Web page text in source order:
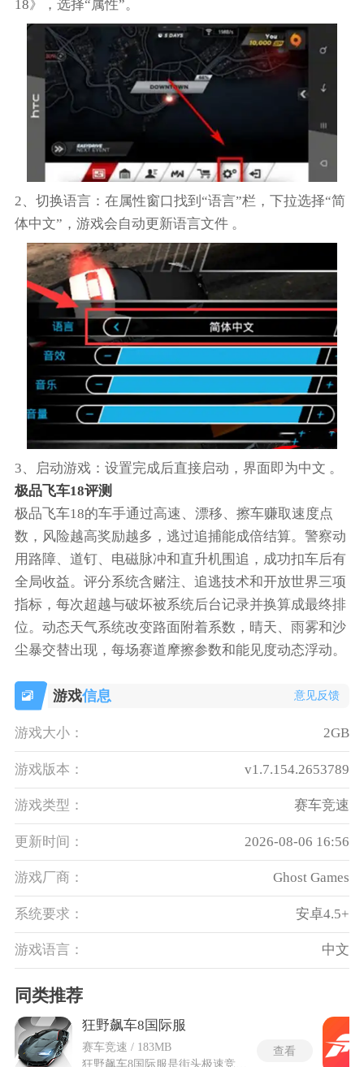
18》，选择“属性”。
2‌、切换语言‌：在属性窗口找到“语言”栏，下拉选择“简
体中文”，游戏会自动更新语言文件 。
3‌、启动游戏‌：设置完成后直接启动，界面即为中文 。‌‌‌
极品飞车18评测
极品飞车18的车手通过高速、漂移、擦车赚取速度点
数，风险越高奖励越多，逃过追捕能成倍结算。警察动
用路障、道钉、电磁脉冲和直升机围追，成功扣车后有
全局收益。评分系统含赌注、追逃技术和开放世界三项
指标，每次超越与破坏被系统后台记录并换算成最终排
位。动态天气系统改变路面附着系数，晴天、雨雾和沙
尘暴交替出现，每场赛道摩擦参数和能见度动态浮动。
游戏信息 意见反馈
游戏大小： 2GB
游戏版本： v1.7.154.2653789
游戏类型： 赛车竞速
更新时间： 2026-08-06 16:56
游戏厂商： Ghost Games
系统要求： 安卓4.5+
游戏语言： 中文
同类推荐
狂野飙车8国际服
赛车竞速 / 183MB
查看